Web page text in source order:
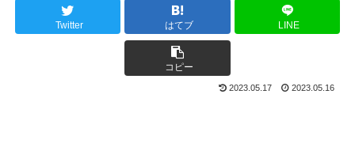
Twitter はてブ LINE
コピー
2023.05.17 2023.05.16